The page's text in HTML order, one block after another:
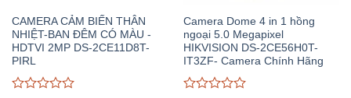
CAMERA CẢM BIẾN THÂN
NHIỆT-BAN ĐÊM CÓ MÀU -
HDTVI 2MP DS-2CE11D8T-
PIRL
Camera Dome 4 in 1 hồng
ngoại 5.0 Megapixel
HIKVISION DS-2CE56H0T-
IT3ZF- Camera Chính Hãng